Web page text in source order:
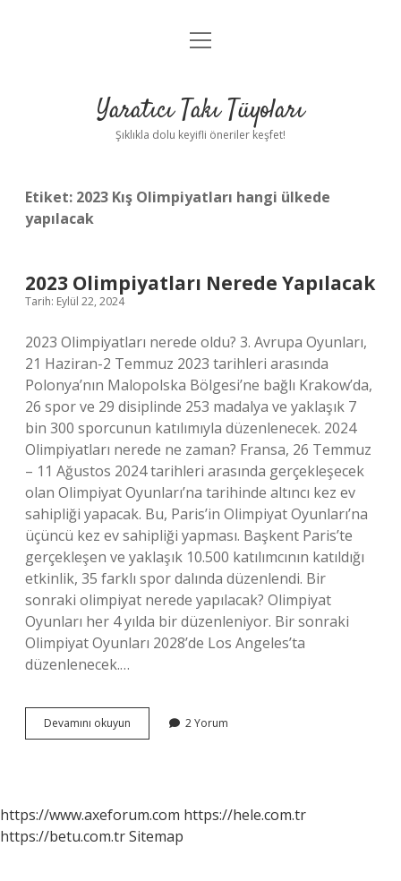
Anasayfa
Yasal Uyarı
menüyü
Yaratıcı Takı Tüyoları
Şıklıkla dolu keyifli öneriler keşfet!
Etiket: 2023 Kış Olimpiyatları hangi ülkede
yapılacak
2023 Olimpiyatları Nerede Yapılacak
Tarih: Eylül 22, 2024
2023 Olimpiyatları nerede oldu? 3. Avrupa Oyunları,
21 Haziran-2 Temmuz 2023 tarihleri ​​arasında
Polonya’nın Malopolska Bölgesi’ne bağlı Krakow’da,
26 spor ve 29 disiplinde 253 madalya ve yaklaşık 7
bin 300 sporcunun katılımıyla düzenlenecek. 2024
Olimpiyatları nerede ne zaman? Fransa, 26 Temmuz
– 11 Ağustos 2024 tarihleri ​​arasında gerçekleşecek
olan Olimpiyat Oyunları’na tarihinde altıncı kez ev
sahipliği yapacak. Bu, Paris’in Olimpiyat Oyunları’na
üçüncü kez ev sahipliği yapması. Başkent Paris’te
gerçekleşen ve yaklaşık 10.500 katılımcının katıldığı
etkinlik, 35 farklı spor dalında düzenlendi. Bir
sonraki olimpiyat nerede yapılacak? Olimpiyat
Oyunları her 4 yılda bir düzenleniyor. Bir sonraki
Olimpiyat Oyunları 2028’de Los Angeles’ta
düzenlenecek.…
Devamını okuyun
Olimpiyatları
2 Yorum
https://www.axeforum.com https://hele.com.tr
https://betu.com.trSitemap